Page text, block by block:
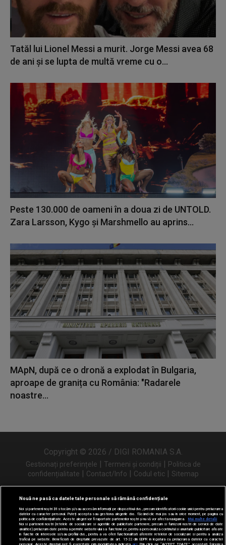
Tatăl lui Lionel Messi a murit. Jorge Messi avea 68
de ani și se lupta de multă vreme cu o...
Peste 130.000 de oameni în a doua zi de UNTOLD.
Zara Larsson, Kygo și Marshmello au aprins...
MApN, după ce o dronă a explodat în Bulgaria,
aproape de granița cu România: "Radarele
noastre...
Copyright © 2026 / DIGI ROMANIA S.A.
Gestionați preferințele Termeni și condiții
Politica de
confidențialitate
Contact/Info Codul etic Sitemap
Urmărește-ne și pe
Nouă ne pasă ca datele tale personale să rămână confidențiale
Noi și partenerii noștri31 stocăm și/sau accesăm informații pe dispozitivul dvs., precum identificatorii cookie unici pentru prelucrarea
datelor cu caracter personal. Puteți accepta sau gestiona alegerile dvs. făcând clic mai jos sau în orice moment, pe pagina cu
politica de confidențialitate. Aceste alegeri vor fi raportate partenerilor noștri și nu vă vor afecta navigarea.
Mai multe detalii
Noi si partenerii nostri (retelele de socializare si agentiile de publicitate partenere, precum si furnizorii nostri de servicii de date
analitice) prelucram date pentru a permite website-ului sa functioneze, pentru a personaliza continutul si anunturile publicitare afisate
in functie de interesele si/sau profilul dvs., pentru a va oferi functionalitati aferente retelelor de socializare si pentru a analiza
traficul pe website. Beneficiati de drepturile prevazute de art. 15-22 din GDPR in legatura cu prelucrarea datelor cu caracter